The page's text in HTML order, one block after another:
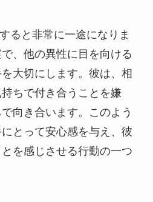
ると非常に一途になりま
、他の異性に目を向ける
大切にします。彼は、相
ちで付き合うことを嫌
向き合います。このよう
とって安心感を与え、彼
を感じさせる行動の一つ